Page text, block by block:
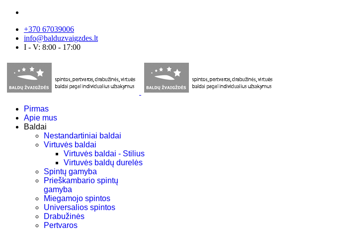
+370 67039006
info@balduzvaigzdes.lt
I - V: 8:00 - 17:00
Pirmas
Apie mus
Baldai
Nestandartiniai baldai
Virtuvės baldai
Virtuvės baldai - Stilius
Virtuvės baldų durelės
Spintų gamyba
Prieškambario spintų
gamyba
Miegamojo spintos
Universalios spintos
Drabužinės
Pertvaros